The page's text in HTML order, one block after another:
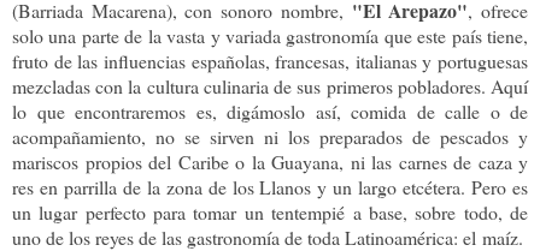
(Barriada Macarena), con sonoro nombre, "El Arepazo", ofrece
solo una parte de la vasta y variada gastronomía que este país tiene,
fruto de las influencias españolas, francesas, italianas y portuguesas
mezcladas con la cultura culinaria de sus primeros pobladores. Aquí
lo que encontraremos es, digámoslo así, comida de calle o de
acompañamiento, no se sirven ni los preparados de pescados y
mariscos propios del Caribe o la Guayana, ni las carnes de caza y
res en parrilla de la zona de los Llanos y un largo etcétera. Pero es
un lugar perfecto para tomar un tentempié a base, sobre todo, de
uno de los reyes de las gastronomía de toda Latinoamérica: el maíz.